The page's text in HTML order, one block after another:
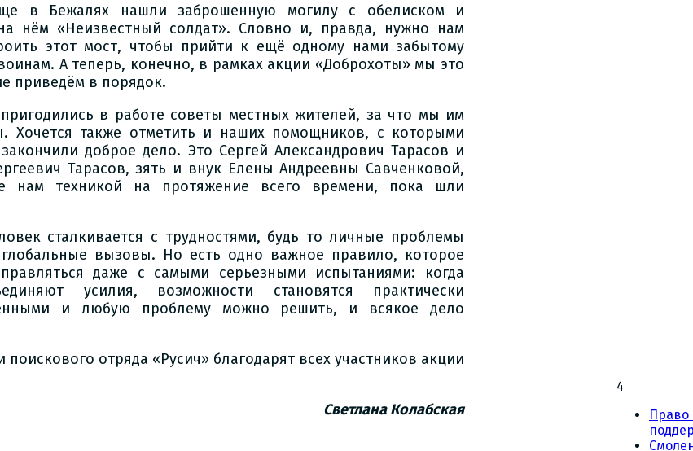
в Бежалях нашли заброшенную могилу с обелиском и
нём «Неизвестный солдат». Словно и, правда, нужно нам
этот мост, чтобы прийти к ещё одному нами забытому
А теперь, конечно, в рамках акции «Доброхоты» мы это
приведём в порядок.
в работе советы местных жителей, за что мы им
Хочется также отметить и наших помощников, с которыми
доброе дело. Это Сергей Александрович Тарасов и
Тарасов, зять и внук Елены Андреевны Савченковой,
нам техникой на протяжение всего времени, пока шли
сталкивается с трудностями, будь то личные проблемы
вызовы. Но есть одно важное правило, которое
даже с самыми серьезными испытаниями: когда
усилия, возможности становятся практически
и любую проблему можно решить, и всякое дело
поискового отряда «Русич» благодарят всех участников акции
Светлана Колабская
4
Право